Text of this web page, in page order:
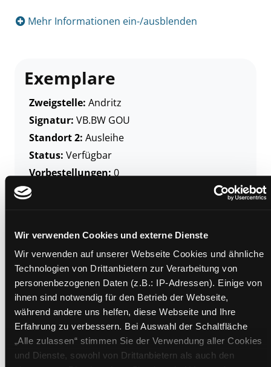
Wir verwenden Cookies und externe Dienste
Wir verwenden auf unserer Webseite Cookies und ähnliche
Technologien von Drittanbietern zur Verarbeitung von
personenbezogenen Daten (z.B.: IP-Adressen). Einige von
ihnen sind notwendig für den Betrieb der Webseite,
während andere uns helfen, diese Webseite und Ihre
Erfahrung zu verbessern. Bei Auswahl der Schaltfläche
„Alle zulassen“ stimmen Sie der Verwendung aller Cookies
und Dienste, sowohl von Drittanbietern als auch den
Mehr Informationen ein-/ausblenden
Exemplare
Zweigstelle: Andritz
Signatur: VB.BW GOU
Standort 2: Ausleihe
Status: Verfügbar
Vorbestellungen:0
Mediengruppe:
Standort 3:
Zweigstelle: Bücherbus
Signatur: VB.BW GOU
Standort 2:Depot Bücherbus
Status: Verfügbar